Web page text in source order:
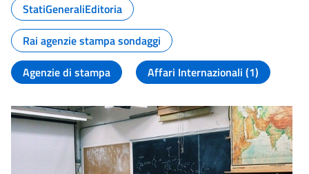
StatiGeneraliEditoria
Rai agenzie stampa sondaggi
Agenzie di stampa
Affari Internazionali (1)